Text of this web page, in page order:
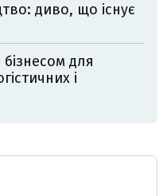
диво, що існує
бізнесом для
і